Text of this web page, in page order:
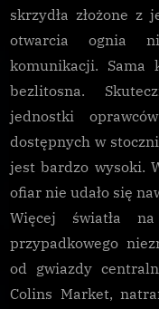
skrzydła złożone z
otwarcia ognia
komunikacji. Sama
bezlitosna.
jednostki
dostępnych w
jest bardzo wysoki.
ofiar nie udało się
Więcej światła
przypadkowego
od gwiazdy
Colins Market,